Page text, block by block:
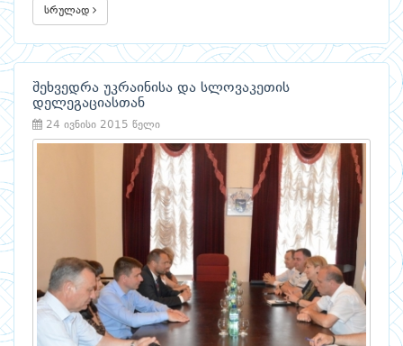
სრულად
შეხვედრა უკრაინისა და სლოვაკეთის
დელეგაციასთან
24 ივნისი 2015 წელი